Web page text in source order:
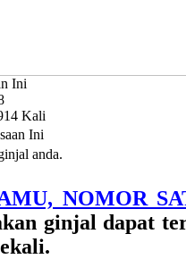
Ini
Kali
anda.
NOMOR
ginjal dapat